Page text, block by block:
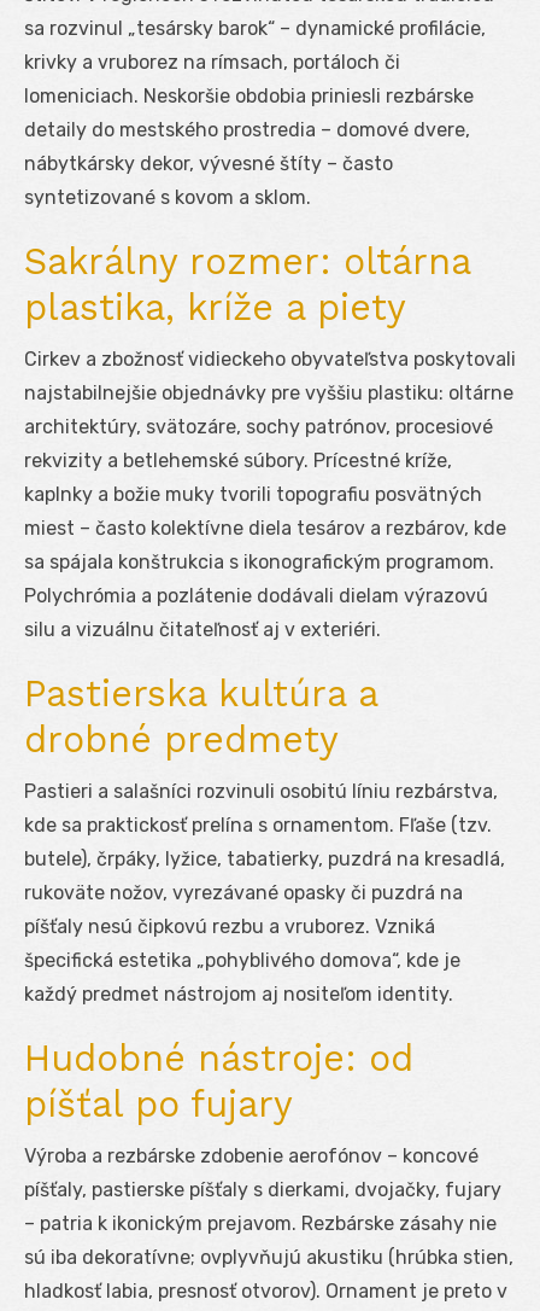
sa rozvinul „tesársky barok“ – dynamické profilácie,
krivky a vruborez na rímsach, portáloch či
lomeniciach. Neskoršie obdobia priniesli rezbárske
detaily do mestského prostredia – domové dvere,
nábytkársky dekor, vývesné štíty – často
syntetizované s kovom a sklom.
Sakrálny rozmer: oltárna
plastika, kríže a piety
Cirkev a zbožnosť vidieckeho obyvateľstva poskytovali
najstabilnejšie objednávky pre vyššiu plastiku: oltárne
architektúry, svätozáre, sochy patrónov, procesiové
rekvizity a betlehemské súbory. Prícestné kríže,
kaplnky a božie muky tvorili topografiu posvätných
miest – často kolektívne diela tesárov a rezbárov, kde
sa spájala konštrukcia s ikonografickým programom.
Polychrómia a pozlátenie dodávali dielam výrazovú
silu a vizuálnu čitateľnosť aj v exteriéri.
Pastierska kultúra a
drobné predmety
Pastieri a salašníci rozvinuli osobitú líniu rezbárstva,
kde sa praktickosť prelína s ornamentom. Fľaše (tzv.
butele), črpáky, lyžice, tabatierky, puzdrá na kresadlá,
rukoväte nožov, vyrezávané opasky či puzdrá na
píšťaly nesú čipkovú rezbu a vruborez. Vzniká
špecifická estetika „pohyblivého domova“, kde je
každý predmet nástrojom aj nositeľom identity.
Hudobné nástroje: od
píšťal po fujary
Výroba a rezbárske zdobenie aerofónov – koncové
píšťaly, pastierske píšťaly s dierkami, dvojačky, fujary
– patria k ikonickým prejavom. Rezbárske zásahy nie
sú iba dekoratívne; ovplyvňujú akustiku (hrúbka stien,
hladkosť labia, presnosť otvorov). Ornament je preto v